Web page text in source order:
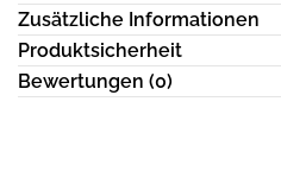
Zusätzliche Informationen
Produktsicherheit
Bewertungen (0)